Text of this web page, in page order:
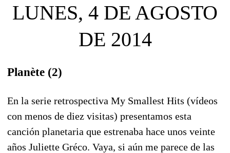
LUNES, 4 DE AGOSTO
DE 2014
Planète (2)
En la serie retrospectiva My Smallest Hits (vídeos
con menos de diez visitas) presentamos esta
canción planetaria que estrenaba hace unos veinte
años Juliette Gréco. Vaya, si aún me parece de las